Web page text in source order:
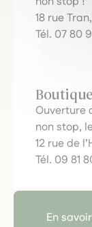
18 rue
Tél. 07 80
Ouverture
non stop,
12 rue de
Tél. 09 81
En